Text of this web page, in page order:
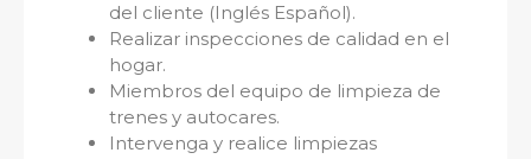
del cliente (Inglés Español).
Realizar inspecciones de calidad en el
hogar.
Miembros del equipo de limpieza de
trenes y autocares.
Intervenga y realice limpiezas